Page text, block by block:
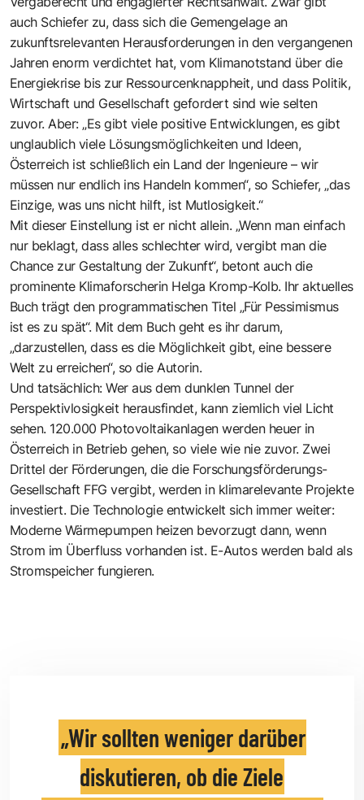
auch Schiefer zu, dass sich die Gemengelage an
zukunftsrelevanten Herausforderungen in den vergangenen
Jahren enorm verdichtet hat, vom Klimanotstand über die
Energiekrise bis zur Ressourcenknappheit, und dass Politik,
Wirtschaft und Gesellschaft gefordert sind wie selten
zuvor. Aber: „Es gibt viele positive Entwicklungen, es gibt
unglaublich viele Lösungsmöglichkeiten und Ideen,
Österreich ist schließlich ein Land der Ingenieure – wir
müssen nur endlich ins Handeln kommen“, so Schiefer, „das
Einzige, was uns nicht hilft, ist Mutlosigkeit.“
Mit dieser Einstellung ist er nicht allein. „Wenn man einfach
nur beklagt, dass alles schlechter wird, vergibt man die
Chance zur Gestaltung der Zukunft“, betont auch die
prominente Klimaforscherin Helga Kromp-Kolb. Ihr aktuelles
Buch trägt den programmatischen Titel „Für Pessimismus
ist es zu spät“. Mit dem Buch geht es ihr darum,
„darzustellen, dass es die Möglichkeit gibt, eine bessere
Welt zu erreichen“, so die Autorin.
Und tatsächlich: Wer aus dem dunklen Tunnel der
Perspektivlosigkeit herausfindet, kann ziemlich viel Licht
sehen. 120.000 Photovoltaikanlagen werden heuer in
Österreich in Betrieb gehen, so viele wie nie zuvor. Zwei
Drittel der Förderungen, die die Forschungsförderungs-
Gesellschaft FFG vergibt, werden in klimarelevante Projekte
investiert. Die Technologie entwickelt sich immer weiter:
Moderne Wärmepumpen heizen bevorzugt dann, wenn
Strom im Überfluss vorhanden ist. E-Autos werden bald als
Stromspeicher fungieren.
Wir sollten weniger darüber
diskutieren, ob die Ziele